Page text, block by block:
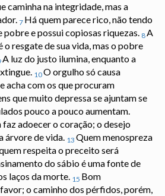
caminha na integridade, mas a
7 Há quem parece rico, não tendo
pobre e possui copiosas riquezas. 8A
o resgate de sua vida, mas o pobre
A luz do justo ilumina, enquanto a
10O orgulho só causa
acha com os que procuram
que muito depressa se ajuntam se
pouco a pouco aumentam.
adoecer o coração; o desejo
árvore de vida. 13 Quem menospreza
respeita o preceito será
do sábio é uma fonte de
laços da morte. 15 Bom
o caminho dos pérfidos, porém,